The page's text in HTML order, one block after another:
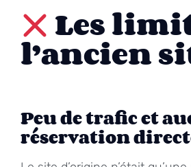
Les
l’ancien
Peu de trafic et
réservation